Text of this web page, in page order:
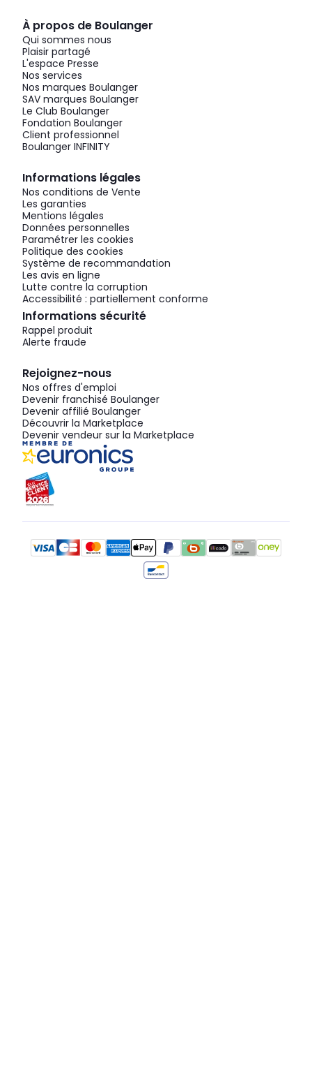
À propos de Boulanger
Qui sommes nous
Plaisir partagé
L'espace Presse
Nos services
Nos marques Boulanger
SAV marques Boulanger
Le Club Boulanger
Fondation Boulanger
Client professionnel
Boulanger INFINITY
Informations légales
Nos conditions de Vente
Les garanties
Mentions légales
Données personnelles
Paramétrer les cookies
Politique des cookies
Système de recommandation
Les avis en ligne
Lutte contre la corruption
Accessibilité : partiellement conforme
Informations sécurité
Rappel produit
Alerte fraude
Rejoignez-nous
Nos offres d'emploi
Devenir franchisé Boulanger
Devenir affilié Boulanger
Découvrir la Marketplace
Devenir vendeur sur la Marketplace